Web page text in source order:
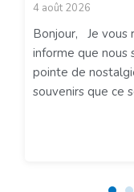
4 août 2026
Bonjour, Je vous
informe que nous
pointe de
souvenirs que ce